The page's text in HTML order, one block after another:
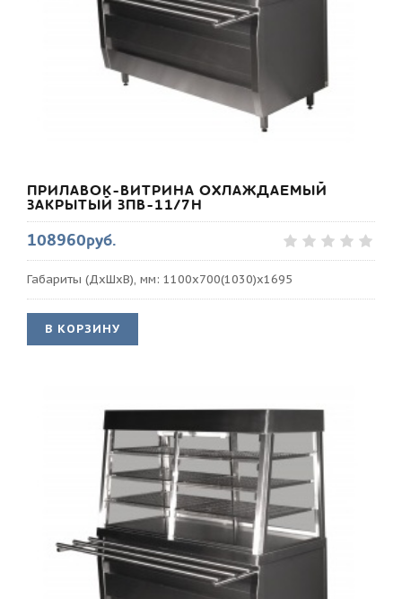
ПРИЛАВОК-ВИТРИНА ОХЛАЖДАЕМЫЙ
ЗАКРЫТЫЙ ЗПВ-11/7Н
108960руб.
Габариты (ДхШхВ), мм: 1100х700(1030)х1695
В КОРЗИНУ